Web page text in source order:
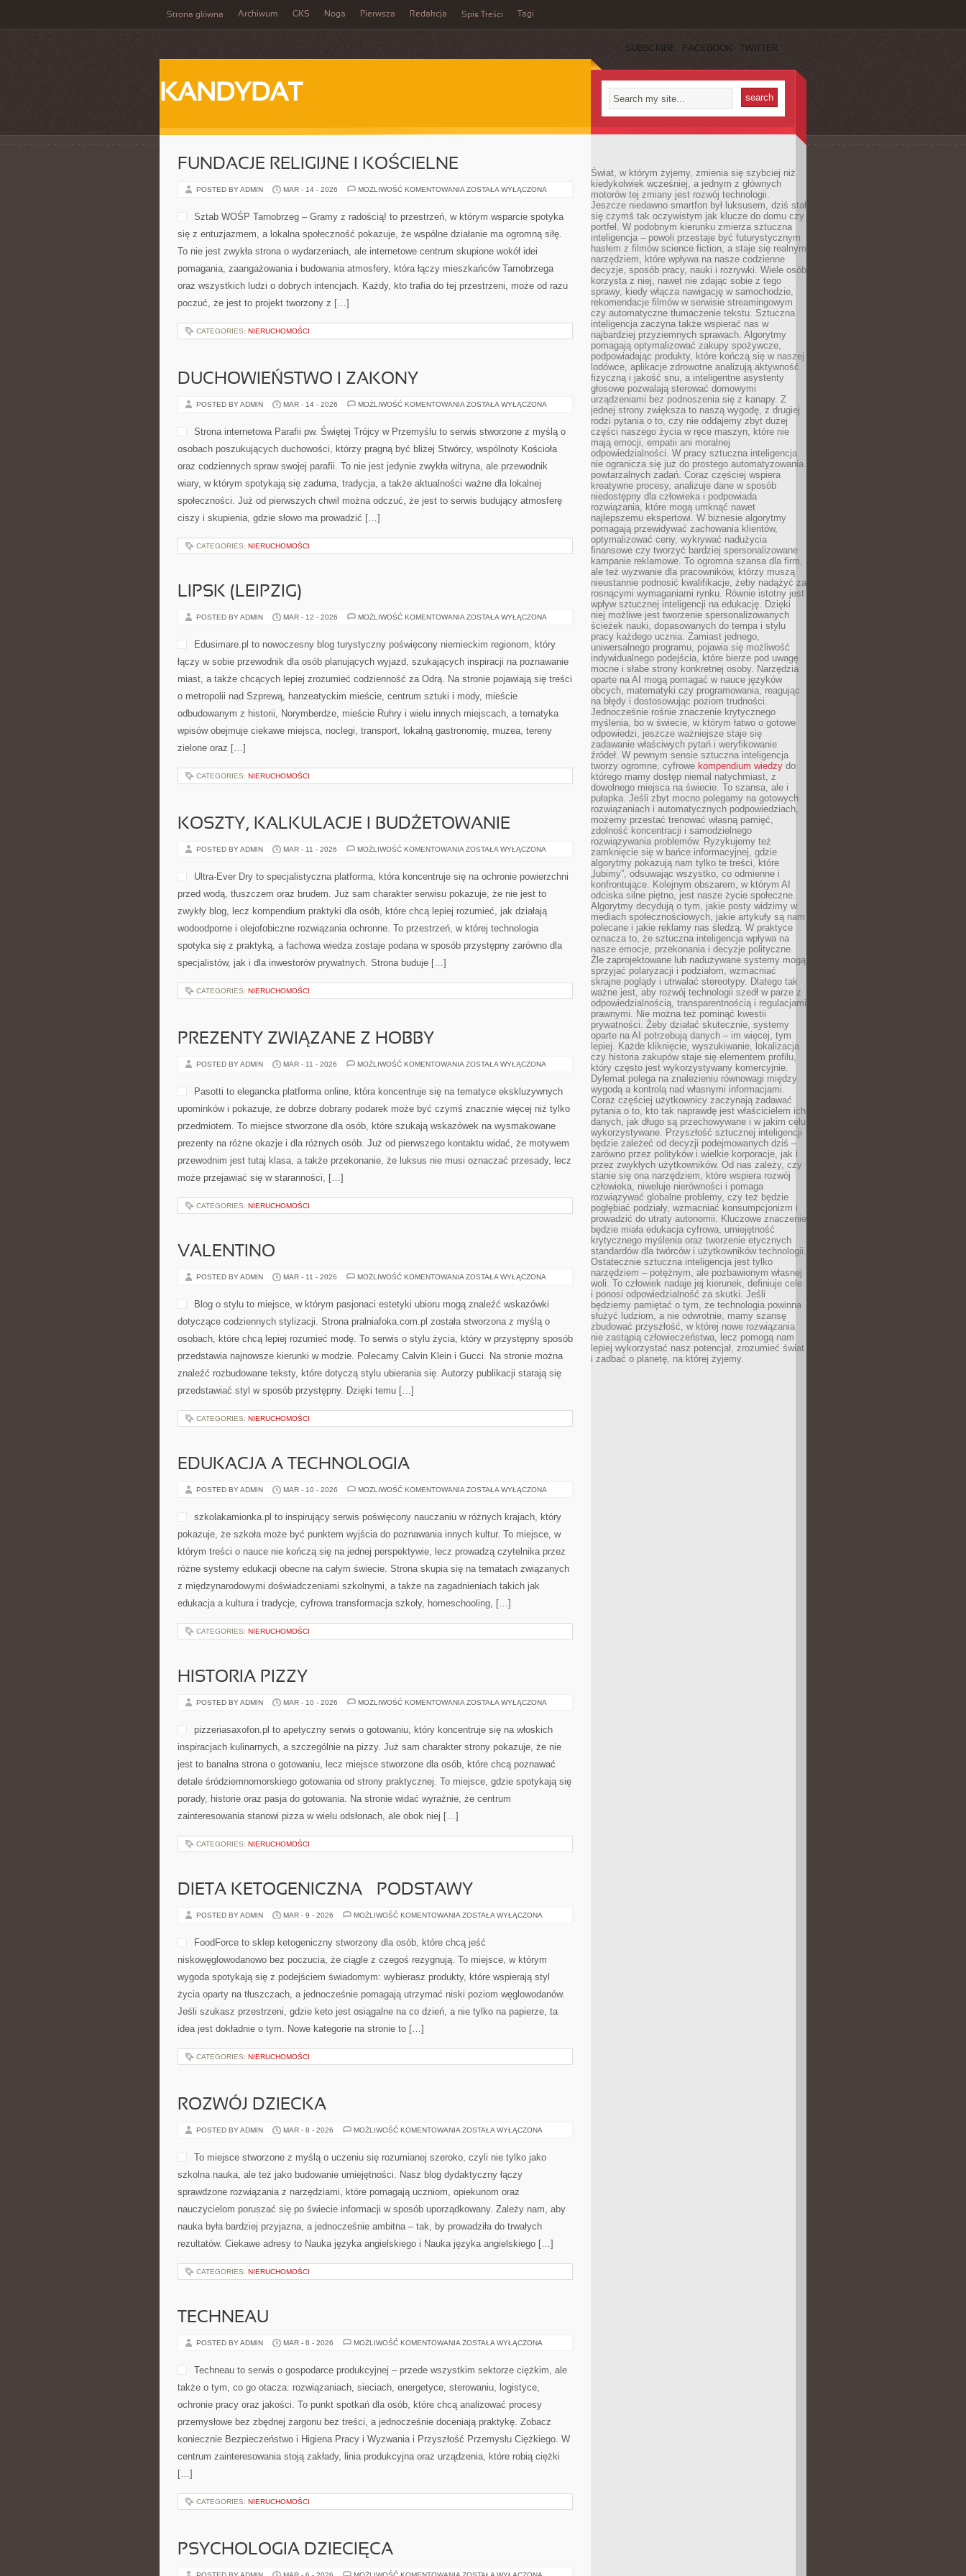
Strona główna Archiwum GKS Noga Pierwsza Redakcja Spis Treści Tagi
SUBSCRIBE FACEBOOK TWITTER
KANDYDAT
FUNDACJE RELIGIJNE I KOŚCIELNE
POSTED BY ADMIN MAR - 14 - 2026 MOŻLIWOŚĆ KOMENTOWANIA FUNDACJE
KOŚCIELNE
ZOSTAŁA WYŁĄCZONA
Sztab WOŚP Tarnobrzeg – Gramy z radością! to przestrzeń, w którym wsparcie spotyka
się z entuzjazmem, a lokalna społeczność pokazuje, że wspólne działanie ma ogromną siłę.
To nie jest zwykła strona o wydarzeniach, ale internetowe centrum skupione wokół idei
pomagania, zaangażowania i budowania atmosfery, która łączy mieszkańców Tarnobrzega
oraz wszystkich ludzi o dobrych intencjach. Każdy, kto trafia do tej przestrzeni, może od razu
poczuć, że jest to projekt tworzony z […]
CATEGORIES: NIERUCHOMOŚCI
DUCHOWIEŃSTWO I ZAKONY
POSTED BY ADMIN MAR - 14 - 2026 MOŻLIWOŚĆ KOMENTOWANIA DUCHOWIEŃSTWO
ZOSTAŁA WYŁĄCZONA
Strona internetowa Parafii pw. Świętej Trójcy w Przemyślu to serwis stworzone z myślą o
osobach poszukujących duchowości, którzy pragną być bliżej Stwórcy, wspólnoty Kościoła
oraz codziennych spraw swojej parafii. To nie jest jedynie zwykła witryna, ale przewodnik
wiary, w którym spotykają się zaduma, tradycja, a także aktualności ważne dla lokalnej
społeczności. Już od pierwszych chwil można odczuć, że jest to serwis budujący atmosferę
ciszy i skupienia, gdzie słowo ma prowadzić […]
CATEGORIES: NIERUCHOMOŚCI
LIPSK (LEIPZIG)
POSTED BY ADMIN MAR - 12 - 2026 MOŻLIWOŚĆ KOMENTOWANIA LIPSK
ZOSTAŁA WYŁĄCZONA
Edusimare.pl to nowoczesny blog turystyczny poświęcony niemieckim regionom, który
łączy w sobie przewodnik dla osób planujących wyjazd, szukających inspiracji na poznawanie
miast, a także chcących lepiej zrozumieć codzienność za Odrą. Na stronie pojawiają się treści
o metropolii nad Szprewą, hanzeatyckim mieście, centrum sztuki i mody, mieście
odbudowanym z historii, Norymberdze, mieście Ruhry i wielu innych miejscach, a tematyka
wpisów obejmuje ciekawe miejsca, noclegi, transport, lokalną gastronomię, muzea, tereny
zielone oraz […]
CATEGORIES: NIERUCHOMOŚCI
KOSZTY, KALKULACJE I BUDŻETOWANIE
POSTED BY ADMIN MAR - 11 - 2026 MOŻLIWOŚĆ KOMENTOWANIA KOSZTY,
BUDŻETOWANIE
ZOSTAŁA WYŁĄCZONA
Ultra-Ever Dry to specjalistyczna platforma, która koncentruje się na ochronie powierzchni
przed wodą, tłuszczem oraz brudem. Już sam charakter serwisu pokazuje, że nie jest to
zwykły blog, lecz kompendium praktyki dla osób, które chcą lepiej rozumieć, jak działają
wodoodporne i olejofobiczne rozwiązania ochronne. To przestrzeń, w której technologia
spotyka się z praktyką, a fachowa wiedza zostaje podana w sposób przystępny zarówno dla
specjalistów, jak i dla inwestorów prywatnych. Strona buduje […]
CATEGORIES: NIERUCHOMOŚCI
PREZENTY ZWIĄZANE Z HOBBY
POSTED BY ADMIN MAR - 11 - 2026 MOŻLIWOŚĆ KOMENTOWANIA PREZENTY
HOBBY
ZOSTAŁA WYŁĄCZONA
Pasotti to elegancka platforma online, która koncentruje się na tematyce ekskluzywnych
upominków i pokazuje, że dobrze dobrany podarek może być czymś znacznie więcej niż tylko
przedmiotem. To miejsce stworzone dla osób, które szukają wskazówek na wysmakowane
prezenty na różne okazje i dla różnych osób. Już od pierwszego kontaktu widać, że motywem
przewodnim jest tutaj klasa, a także przekonanie, że luksus nie musi oznaczać przesady, lecz
może przejawiać się w staranności, […]
CATEGORIES: NIERUCHOMOŚCI
VALENTINO
POSTED BY ADMIN MAR - 11 - 2026 MOŻLIWOŚĆ KOMENTOWANIA VALENTINO
ZOSTAŁA WYŁĄCZONA
Blog o stylu to miejsce, w którym pasjonaci estetyki ubioru mogą znaleźć wskazówki
dotyczące codziennych stylizacji. Strona pralniafoka.com.pl została stworzona z myślą o
osobach, które chcą lepiej rozumieć modę. To serwis o stylu życia, który w przystępny sposób
przedstawia najnowsze kierunki w modzie. Polecamy Calvin Klein i Gucci. Na stronie można
znaleźć rozbudowane teksty, które dotyczą stylu ubierania się. Autorzy publikacji starają się
przedstawiać styl w sposób przystępny. Dzięki temu […]
CATEGORIES: NIERUCHOMOŚCI
EDUKACJA A TECHNOLOGIA
POSTED BY ADMIN MAR - 10 - 2026 MOŻLIWOŚĆ KOMENTOWANIA EDUKACJA
ZOSTAŁA WYŁĄCZONA
szkolakamionka.pl to inspirujący serwis poświęcony nauczaniu w różnych krajach, który
pokazuje, że szkoła może być punktem wyjścia do poznawania innych kultur. To miejsce, w
którym treści o nauce nie kończą się na jednej perspektywie, lecz prowadzą czytelnika przez
różne systemy edukacji obecne na całym świecie. Strona skupia się na tematach związanych
z międzynarodowymi doświadczeniami szkolnymi, a także na zagadnieniach takich jak
edukacja a kultura i tradycje, cyfrowa transformacja szkoły, homeschooling, […]
CATEGORIES: NIERUCHOMOŚCI
HISTORIA PIZZY
POSTED BY ADMIN MAR - 10 - 2026 MOŻLIWOŚĆ KOMENTOWANIA HISTORIA
ZOSTAŁA WYŁĄCZONA
pizzeriasaxofon.pl to apetyczny serwis o gotowaniu, który koncentruje się na włoskich
inspiracjach kulinarnych, a szczególnie na pizzy. Już sam charakter strony pokazuje, że nie
jest to banalna strona o gotowaniu, lecz miejsce stworzone dla osób, które chcą poznawać
detale śródziemnomorskiego gotowania od strony praktycznej. To miejsce, gdzie spotykają się
porady, historie oraz pasja do gotowania. Na stronie widać wyraźnie, że centrum
zainteresowania stanowi pizza w wielu odsłonach, ale obok niej […]
CATEGORIES: NIERUCHOMOŚCI
DIETA KETOGENICZNA – PODSTAWY
POSTED BY ADMIN MAR - 9 - 2026 MOŻLIWOŚĆ KOMENTOWANIA DIETA
PODSTAWY
ZOSTAŁA WYŁĄCZONA
FoodForce to sklep ketogeniczny stworzony dla osób, które chcą jeść
niskowęglowodanowo bez poczucia, że ciągle z czegoś rezygnują. To miejsce, w którym
wygoda spotykają się z podejściem świadomym: wybierasz produkty, które wspierają styl
życia oparty na tłuszczach, a jednocześnie pomagają utrzymać niski poziom węglowodanów.
Jeśli szukasz przestrzeni, gdzie keto jest osiągalne na co dzień, a nie tylko na papierze, ta
idea jest dokładnie o tym. Nowe kategorie na stronie to […]
CATEGORIES: NIERUCHOMOŚCI
ROZWÓJ DZIECKA
POSTED BY ADMIN MAR - 8 - 2026 MOŻLIWOŚĆ KOMENTOWANIA ROZWÓJ
ZOSTAŁA WYŁĄCZONA
To miejsce stworzone z myślą o uczeniu się rozumianej szeroko, czyli nie tylko jako
szkolna nauka, ale też jako budowanie umiejętności. Nasz blog dydaktyczny łączy
sprawdzone rozwiązania z narzędziami, które pomagają uczniom, opiekunom oraz
nauczycielom poruszać się po świecie informacji w sposób uporządkowany. Zależy nam, aby
nauka była bardziej przyjazna, a jednocześnie ambitna – tak, by prowadziła do trwałych
rezultatów. Ciekawe adresy to Nauka języka angielskiego i Nauka języka angielskiego […]
CATEGORIES: NIERUCHOMOŚCI
TECHNEAU
POSTED BY ADMIN MAR - 8 - 2026 MOŻLIWOŚĆ KOMENTOWANIA TECHNEAU
ZOSTAŁA WYŁĄCZONA
Techneau to serwis o gospodarce produkcyjnej – przede wszystkim sektorze ciężkim, ale
także o tym, co go otacza: rozwiązaniach, sieciach, energetyce, sterowaniu, logistyce,
ochronie pracy oraz jakości. To punkt spotkań dla osób, które chcą analizować procesy
przemysłowe bez zbędnej żargonu bez treści, a jednocześnie doceniają praktykę. Zobacz
koniecznie Bezpieczeństwo i Higiena Pracy i Wyzwania i Przyszłość Przemysłu Ciężkiego. W
centrum zainteresowania stoją zakłady, linia produkcyjna oraz urządzenia, które robią ciężki
[…]
CATEGORIES: NIERUCHOMOŚCI
PSYCHOLOGIA DZIECIĘCA
PSYCHOLOGIA
Świat, w którym żyjemy, zmienia się szybciej niż
kiedykolwiek wcześniej, a jednym z głównych
motorów tej zmiany jest rozwój technologii.
Jeszcze niedawno smartfon był luksusem, dziś stał
się czymś tak oczywistym jak klucze do domu czy
portfel. W podobnym kierunku zmierza sztuczna
inteligencja – powoli przestaje być futurystycznym
hasłem z filmów science fiction, a staje się realnym
narzędziem, które wpływa na nasze codzienne
decyzje, sposób pracy, nauki i rozrywki. Wiele osób
korzysta z niej, nawet nie zdając sobie z tego
sprawy, kiedy włącza nawigację w samochodzie,
rekomendacje filmów w serwisie streamingowym
czy automatyczne tłumaczenie tekstu. Sztuczna
inteligencja zaczyna także wspierać nas w
najbardziej przyziemnych sprawach. Algorytmy
pomagają optymalizować zakupy spożywcze,
podpowiadając produkty, które kończą się w naszej
lodówce, aplikacje zdrowotne analizują aktywność
fizyczną i jakość snu, a inteligentne asystenty
głosowe pozwalają sterować domowymi
urządzeniami bez podnoszenia się z kanapy. Z
jednej strony zwiększa to naszą wygodę, z drugiej
rodzi pytania o to, czy nie oddajemy zbyt dużej
części naszego życia w ręce maszyn, które nie
mają emocji, empatii ani moralnej
odpowiedzialności. W pracy sztuczna inteligencja
nie ogranicza się już do prostego automatyzowania
powtarzalnych zadań. Coraz częściej wspiera
kreatywne procesy, analizuje dane w sposób
niedostępny dla człowieka i podpowiada
rozwiązania, które mogą umknąć nawet
najlepszemu ekspertowi. W biznesie algorytmy
pomagają przewidywać zachowania klientów,
optymalizować ceny, wykrywać nadużycia
finansowe czy tworzyć bardziej spersonalizowane
kampanie reklamowe. To ogromna szansa dla firm,
ale też wyzwanie dla pracowników, którzy muszą
nieustannie podnosić kwalifikacje, żeby nadążyć za
rosnącymi wymaganiami rynku. Równie istotny jest
wpływ sztucznej inteligencji na edukację. Dzięki
niej możliwe jest tworzenie spersonalizowanych
ścieżek nauki, dopasowanych do tempa i stylu
pracy każdego ucznia. Zamiast jednego,
uniwersalnego programu, pojawia się możliwość
indywidualnego podejścia, które bierze pod uwagę
mocne i słabe strony konkretnej osoby. Narzędzia
oparte na AI mogą pomagać w nauce języków
obcych, matematyki czy programowania, reagując
na błędy i dostosowując poziom trudności.
Jednocześnie rośnie znaczenie krytycznego
myślenia, bo w świecie, w którym łatwo o gotowe
odpowiedzi, jeszcze ważniejsze staje się
zadawanie właściwych pytań i weryfikowanie
źródeł. W pewnym sensie sztuczna inteligencja
tworzy ogromne, cyfrowe kompendium wiedzy do
którego mamy dostęp niemal natychmiast, z
dowolnego miejsca na świecie. To szansa, ale i
pułapka. Jeśli zbyt mocno polegamy na gotowych
rozwiązaniach i automatycznych podpowiedziach,
możemy przestać trenować własną pamięć,
zdolność koncentracji i samodzielnego
rozwiązywania problemów. Ryzykujemy też
zamknięcie się w bańce informacyjnej, gdzie
algorytmy pokazują nam tylko te treści, które
„lubimy”, odsuwając wszystko, co odmienne i
konfrontujące. Kolejnym obszarem, w którym AI
odciska silne piętno, jest nasze życie społeczne.
Algorytmy decydują o tym, jakie posty widzimy w
mediach społecznościowych, jakie artykuły są nam
polecane i jakie reklamy nas śledzą. W praktyce
oznacza to, że sztuczna inteligencja wpływa na
nasze emocje, przekonania i decyzje polityczne.
Źle zaprojektowane lub nadużywane systemy mogą
sprzyjać polaryzacji i podziałom, wzmacniać
skrajne poglądy i utrwalać stereotypy. Dlatego tak
ważne jest, aby rozwój technologii szedł w parze z
odpowiedzialnością, transparentnością i regulacjami
prawnymi. Nie można też pominąć kwestii
prywatności. Żeby działać skutecznie, systemy
oparte na AI potrzebują danych – im więcej, tym
lepiej. Każde kliknięcie, wyszukiwanie, lokalizacja
czy historia zakupów staje się elementem profilu,
który często jest wykorzystywany komercyjnie.
Dylemat polega na znalezieniu równowagi między
wygodą a kontrolą nad własnymi informacjami.
Coraz częściej użytkownicy zaczynają zadawać
pytania o to, kto tak naprawdę jest właścicielem ich
danych, jak długo są przechowywane i w jakim celu
wykorzystywane. Przyszłość sztucznej inteligencji
będzie zależeć od decyzji podejmowanych dziś –
zarówno przez polityków i wielkie korporacje, jak i
przez zwykłych użytkowników. Od nas zależy, czy
stanie się ona narzędziem, które wspiera rozwój
człowieka, niweluje nierówności i pomaga
rozwiązywać globalne problemy, czy też będzie
pogłębiać podziały, wzmacniać konsumpcjonizm i
prowadzić do utraty autonomii. Kluczowe znaczenie
będzie miała edukacja cyfrowa, umiejętność
krytycznego myślenia oraz tworzenie etycznych
standardów dla twórców i użytkowników technologii.
Ostatecznie sztuczna inteligencja jest tylko
narzędziem – potężnym, ale pozbawionym własnej
woli. To człowiek nadaje jej kierunek, definiuje cele
i ponosi odpowiedzialność za skutki. Jeśli
będziemy pamiętać o tym, że technologia powinna
służyć ludziom, a nie odwrotnie, mamy szansę
zbudować przyszłość, w której nowe rozwiązania
nie zastąpią człowieczeństwa, lecz pomogą nam
lepiej wykorzystać nasz potencjał, zrozumieć świat
i zadbać o planetę, na której żyjemy.